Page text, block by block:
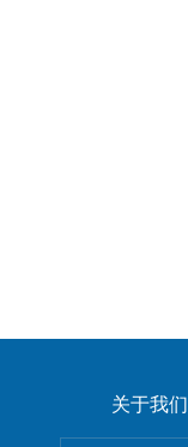
关于我们